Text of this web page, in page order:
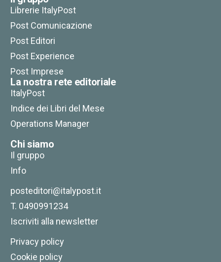
Librerie ItalyPost
Post Comunicazione
Post Editori
Post Experience
Post Imprese
La nostra rete editoriale
ItalyPost
Indice dei Libri del Mese
Operations Manager
Chi siamo
Il gruppo
Info
posteditori@italypost.it
T. 0490991234
Iscriviti alla newsletter
Privacy policy
Cookie policy